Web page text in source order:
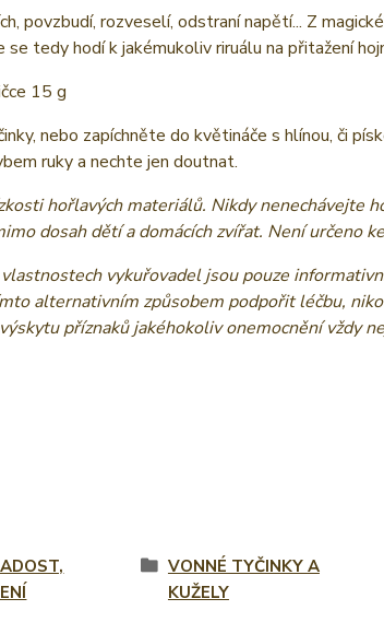
povzbudí, rozveselí, odstraní napětí... Z
tedy hodí k jakémukoliv riruálu na přitažení
15 g
nebo zapíchněte do květináče s hlínou, či
ruky a nechte jen doutnat.
hořlavých materiálů. Nikdy nenechávejte
dosah dětí a domácích zvířat. Není určeno
vykuřovadel jsou pouze
alternativním způsobem podpořit léčbu,
příznaků jakéhokoliv onemocnění vždy
VONNÉ TYČINKY A
KUŽELY